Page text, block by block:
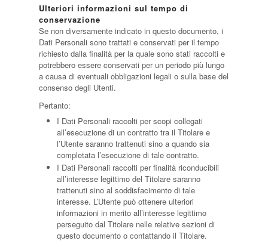
Ulteriori informazioni sul tempo di
conservazione
Se non diversamente indicato in questo documento, i
Dati Personali sono trattati e conservati per il tempo
richiesto dalla finalità per la quale sono stati raccolti e
potrebbero essere conservati per un periodo più lungo
a causa di eventuali obbligazioni legali o sulla base del
consenso degli Utenti.
Pertanto:
I Dati Personali raccolti per scopi collegati
all’esecuzione di un contratto tra il Titolare e
l’Utente saranno trattenuti sino a quando sia
completata l’esecuzione di tale contratto.
I Dati Personali raccolti per finalità riconducibili
all’interesse legittimo del Titolare saranno
trattenuti sino al soddisfacimento di tale
interesse. L’Utente può ottenere ulteriori
informazioni in merito all’interesse legittimo
perseguito dal Titolare nelle relative sezioni di
questo documento o contattando il Titolare.